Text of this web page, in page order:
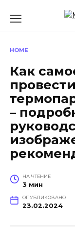
HOME
Как
–
НА ЧТЕНИЕ
3 мин
ОПУБЛИКОВАНО
23.02.2024